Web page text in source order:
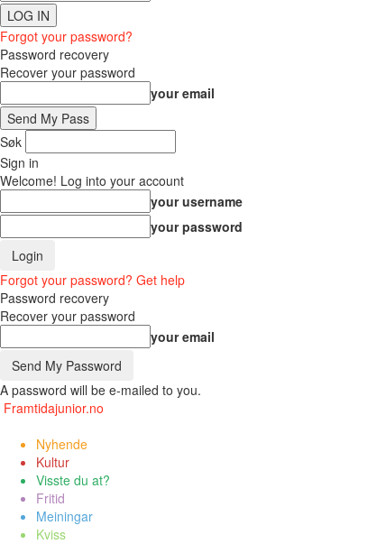
Forgot your password?
Password recovery
Recover your password
your email
Søk
Sign in
Welcome! Log into your account
your username
your password
Forgot your password? Get help
Password recovery
Recover your password
your email
A password will be e-mailed to you.
Framtidajunior.no
Nyhende
Kultur
Visste du at?
Fritid
Meiningar
Kviss